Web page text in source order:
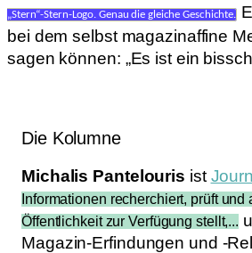
„Stern“-Stern-Logo. Genau die gleiche Geschichte.
bei dem selbst magazinaffine
sagen können: „Es ist ein
Die Kolumne
Michalis Pantelouris ist
Informationen recherchiert, prüft
Öffentlichkeit zur Verfügung stellt,...
Magazin-Erfindungen und -